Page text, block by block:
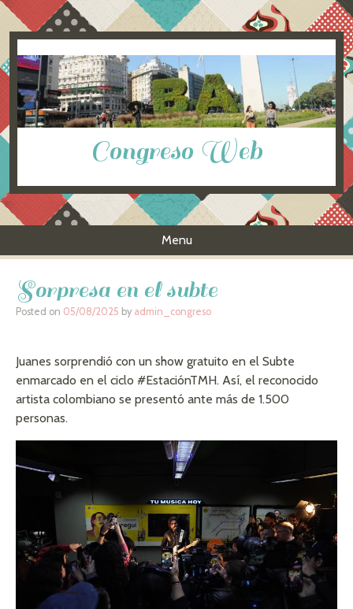
Congreso Web
Menu
Sorpresa en el subte
Posted on 05/08/2025 by admin_congreso
Juanes sorprendió con un show gratuito en el Subte
enmarcado en el ciclo #EstaciónTMH. Así, el reconocido
artista colombiano se presentó ante más de 1.500
personas.